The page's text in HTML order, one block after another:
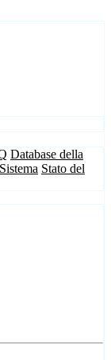
Database della
Stato del